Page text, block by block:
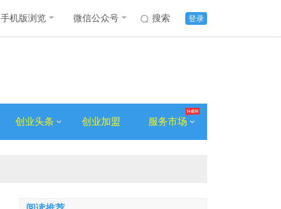
登录
搜索
手机版浏览 微信公众号
创业头条 创业加盟 服务市场